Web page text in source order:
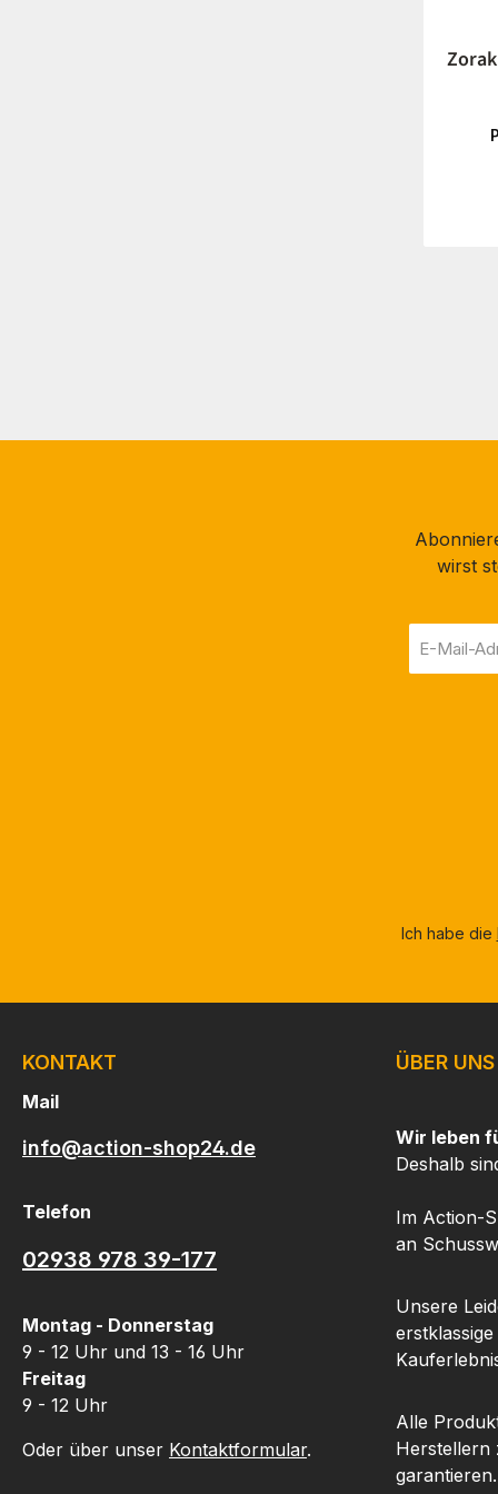
wirst
Mail-
Ich habe die
ÜBER UNS
Wir leben
Deshalb
Im Action-
an
Unsere
Alle
Herstellern
KONTAKT
Mail
info@action-shop24.de
Telefon
02938 978 39-177
Montag - Donnerstag
9 - 12 Uhr und 13 - 16 Uhr
Freitag
9 - 12 Uhr
Oder über unser Kontaktformular.